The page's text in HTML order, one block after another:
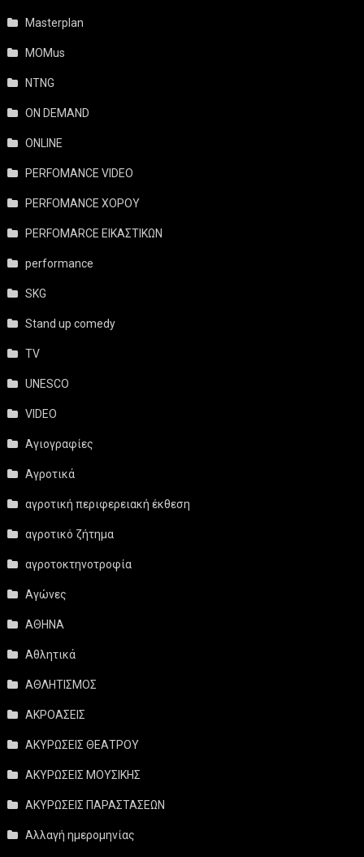
Masterplan
MOMus
NTNG
ON DEMAND
ONLINE
PERFOMANCE VIDEO
PERFOMANCE ΧΟΡΟΥ
PERFOMARCE ΕΙΚΑΣΤΙΚΩΝ
performance
SKG
Stand up comedy
TV
UNESCO
VIDEO
Αγιογραφίες
Αγροτικά
αγροτική περιφερειακή έκθεση
αγροτικό ζήτημα
αγροτοκτηνοτροφία
Αγώνες
ΑΘΗΝΑ
Αθλητικά
ΑΘΛΗΤΙΣΜΟΣ
ΑΚΡΟΑΣΕΙΣ
ΑΚΥΡΩΣΕΙΣ ΘΕΑΤΡΟΥ
ΑΚΥΡΩΣΕΙΣ ΜΟΥΣΙΚΗΣ
ΑΚΥΡΩΣΕΙΣ ΠΑΡΑΣΤΑΣΕΩΝ
Αλλαγή ημερομηνίας